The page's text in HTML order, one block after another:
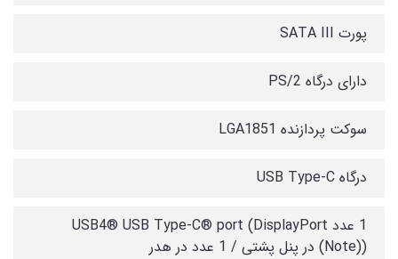
پورت SATA III
دارای درگاه PS/2
سوکت پردازنده LGA1851
درگاه USB Type-C
1 عدد USB4® USB Type-C® port (DisplayPort
(Note)) در پنل پشتی / 1 عدد در هدر